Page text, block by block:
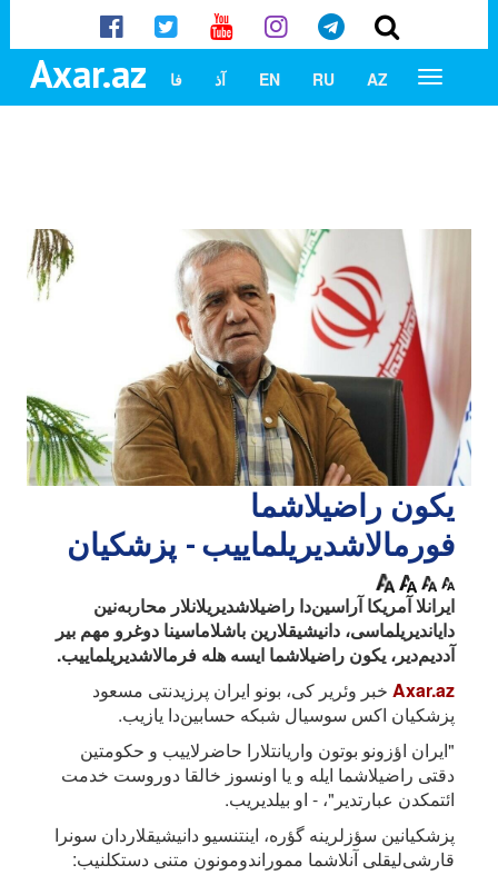
Axar.az AZ
RU
EN آذ فا
یکون راضیلاشما
فورمالاشدیریلماییب - پزشکیان
ایرانلا آمریکا آراسین‌دا راضیلاشدیریلانلار محاربه‌نین
دایاندیریلماسی، دانیشیقلارین باشلاماسینا دوغرو مهم بیر
آددیم‌دیر، یکون راضیلاشما ایسه هله فرمالاشدیریلماییب.
Axar.az خبر وئریر کی، بونو ایران پرزیدنتی مسعود
پزشکیان اکس سوسیال شبکه حسابین‌دا یازیب.
"ایران اؤزونو بوتون واریانتلارا حاضرلاییب و حکومتین
دقتی راضیلاشما ایله و یا اونسوز خالقا دوروست خدمت
ائتمکدن عبارتدیر"، - او بیلدیریب.
پزشکیانین سؤزلرینه گؤره، اینتنسیو دانیشیقلاردان سونرا
قارشی‌لیقلی آنلاشما مموراندومونون متنی دستکلنیب: